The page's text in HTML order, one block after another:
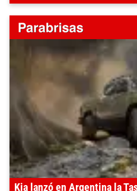
Kia lanzó en Argentina la